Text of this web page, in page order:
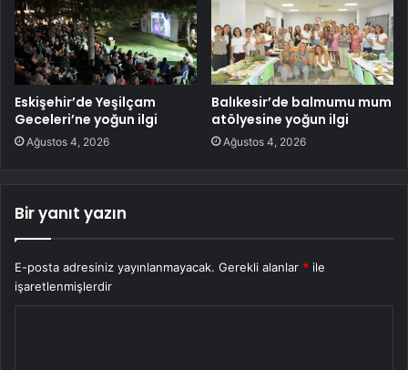
Eskişehir’de Yeşilçam
Geceleri’ne yoğun ilgi
Ağustos 4, 2026
Balıkesir’de balmumu mum
atölyesine yoğun ilgi
Ağustos 4, 2026
Bir yanıt yazın
E-posta adresiniz yayınlanmayacak. Gerekli alanlar * ile
işaretlenmişlerdir